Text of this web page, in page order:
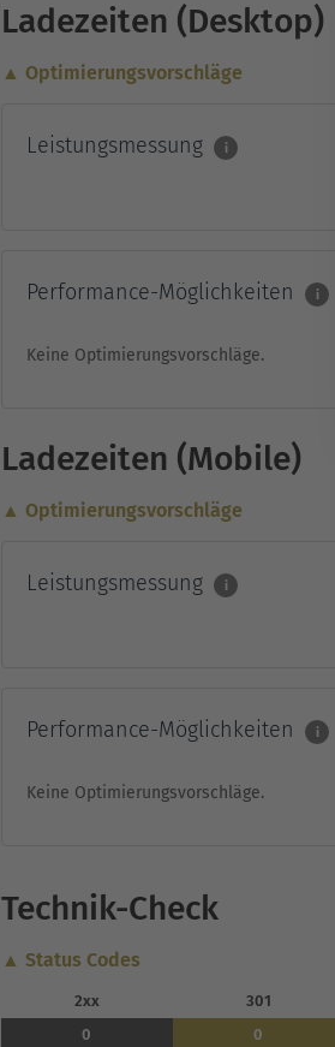
Ladezeiten (Desktop)
▲ Optimierungsvorschläge
Leistungsmessung i
Performance-Möglichkeiten i
Keine Optimierungsvorschläge.
Ladezeiten (Mobile)
▲ Optimierungsvorschläge
Leistungsmessung i
Performance-Möglichkeiten i
Keine Optimierungsvorschläge.
Technik-Check
▲ Status Codes
2xx 301
0
0